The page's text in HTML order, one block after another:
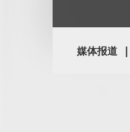
媒体报道